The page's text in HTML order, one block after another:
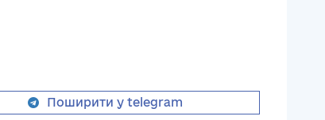
Поширити у telegram